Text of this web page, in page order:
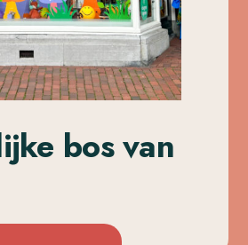
bos van